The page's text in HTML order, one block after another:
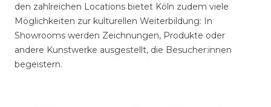
den zahlreichen Locations bietet Köln zudem viele
Möglichkeiten zur kulturellen Weiterbildung: In
Showrooms werden Zeichnungen, Produkte oder
andere Kunstwerke ausgestellt, die Besucher:innen
begeistern.